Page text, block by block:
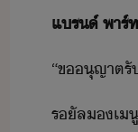
​แร์​ ​พาร์ท​
“​ขุญาต​รั
รัล​​เ